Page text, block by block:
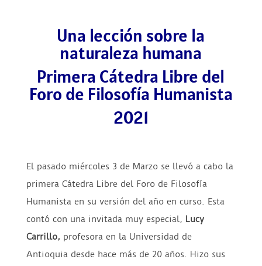
Una lección sobre la
naturaleza humana
Primera Cátedra Libre del
Foro de Filosofía Humanista
2021
El pasado miércoles 3 de Marzo se llevó a cabo la
primera Cátedra Libre del Foro de Filosofía
Humanista en su versión del año en curso. Esta
contó con una invitada muy especial, Lucy
Carrillo, profesora en la Universidad de
Antioquia desde hace más de 20 años. Hizo sus